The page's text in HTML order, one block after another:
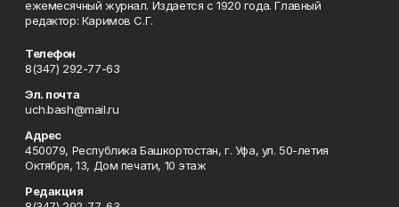
ежемесячный журнал. Издается с 1920 года. Главный
редактор: Каримов С.Г.
Телефон
8(347) 292-77-63
Эл. почта
uch.bash@mail.ru
Адрес
450079, Республика Башкортостан, г. Уфа, ул. 50-летия
Октября, 13, Дом печати, 10 этаж
Редакция